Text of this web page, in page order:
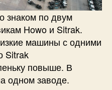
знаком по двум
Howo и Sitrak.
машины с одними
Sitrak
повыше. В
одном заводе.